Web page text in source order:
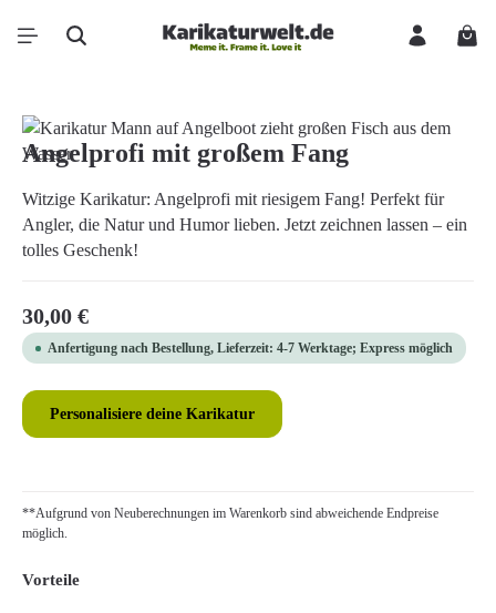
Zum Hauptinhalt springen
Bildergalerie überspringen
Angelprofi mit großem Fang
Witzige Karikatur: Angelprofi mit riesigem Fang! Perfekt für
Angler, die Natur und Humor lieben. Jetzt zeichnen lassen – ein
tolles Geschenk!
Regulärer Preis:
30,00 €
Anfertigung nach Bestellung, Lieferzeit: 4-7 Werktage; Express möglich
Personalisiere deine Karikatur
**Aufgrund von Neuberechnungen im Warenkorb sind abweichende Endpreise
möglich.
Vorteile